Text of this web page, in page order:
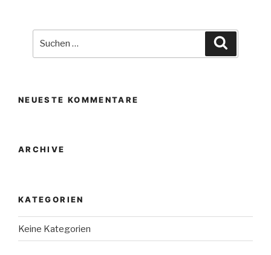
NEUESTE KOMMENTARE
ARCHIVE
KATEGORIEN
Keine Kategorien